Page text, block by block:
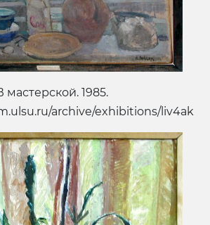
1985.
archive/exhibitions/liv4ak